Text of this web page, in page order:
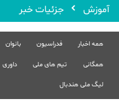
آموزش
جزئیات خبر
همه اخبار فدراسیون بانوان
همگانی تیم های ملی داوری
لیگ ملی هندبال